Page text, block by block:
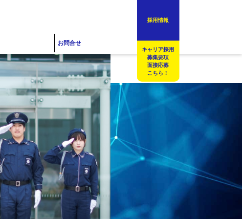
お問合せ
採用情報
キャリア採用
募集要項
面接応募
こちら！